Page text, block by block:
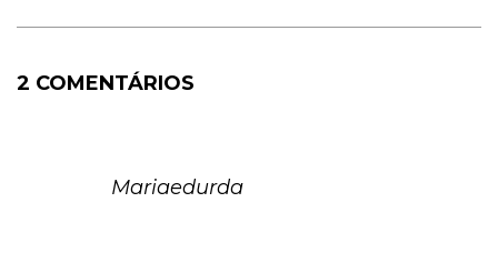
2 COMENTÁRIOS
Mariaedurda